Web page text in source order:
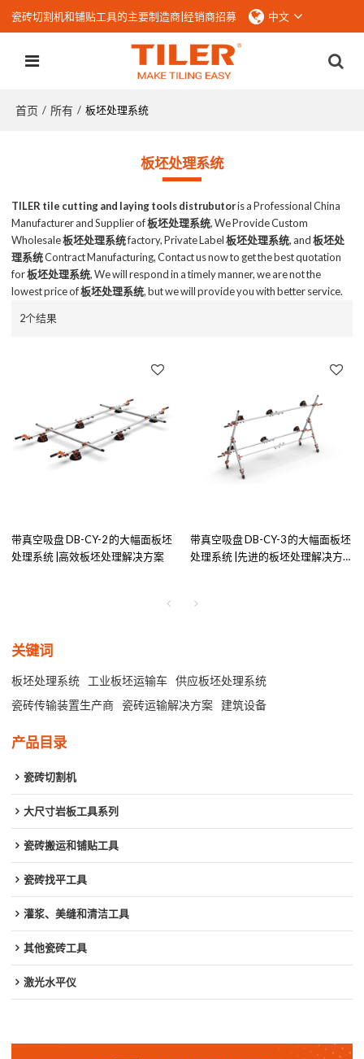
瓷砖切割机和铺贴工具的主要制造商|经销商招募 中文
首页 / 所有 / 板坯处理系统
板坯处理系统
TILER tile cutting and laying tools distrubutoris a Professional China
Manufacturer and Supplier of板坯处理系统, We Provide Custom
Wholesale板坯处理系统factory, Private Label板坯处理系统, and板坯处
理系统Contract Manufacturing, Contact us now to get the best quotation
for板坯处理系统, We will respond in a timely manner, we are not the
lowest price of板坯处理系统, but we will provide you with better service.
2个结果
带真空吸盘 DB-CY-2 的大幅面板坯
处理系统 |高效板坯处理解决方案
带真空吸盘 DB-CY-3 的大幅面板坯
处理系统 |先进的板坯处理解决方
关键词
板坯处理系统 工业板坯运输车
供应板坯处理系统
瓷砖传输装置生产商
瓷砖运输解决方案 建筑设备
产品目录
瓷砖切割机
大尺寸岩板工具系列
瓷砖搬运和铺贴工具
瓷砖找平工具
灌浆、美缝和清洁工具
其他瓷砖工具
激光水平仪